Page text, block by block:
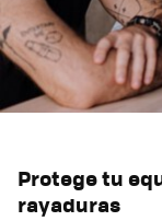
Protege tu
rayaduras